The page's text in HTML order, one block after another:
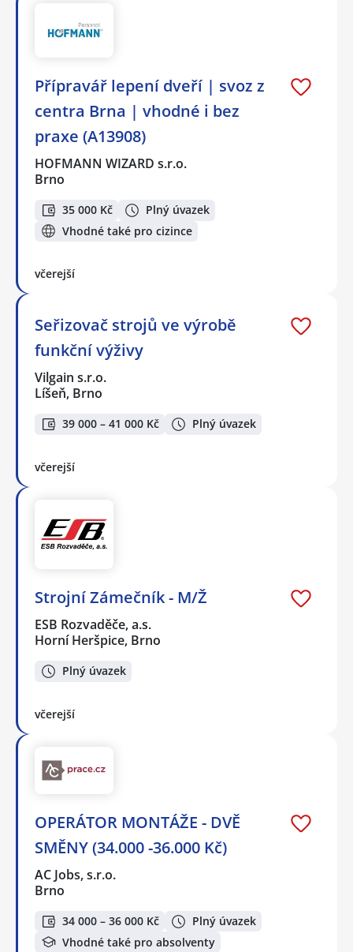
Přípravář lepení dveří | svoz z
centra Brna | vhodné i bez
praxe (A13908)
HOFMANN WIZARD s.r.o.
Brno
35 000 Kč
Plný úvazek
Vhodné také pro cizince
včerejší
Seřizovač strojů ve výrobě
funkční výživy
Vilgain s.r.o.
Líšeň, Brno
39 000 – 41 000 Kč Plný úvazek
včerejší
Strojní Zámečník - M/Ž
ESB Rozvaděče, a.s.
Horní Heršpice, Brno
Plný úvazek
včerejší
OPERÁTOR MONTÁŽE - DVĚ
SMĚNY (34.000 -36.000 Kč)
AC Jobs, s.r.o.
Brno
34 000 – 36 000 Kč
Plný úvazek
Vhodné také pro absolventy